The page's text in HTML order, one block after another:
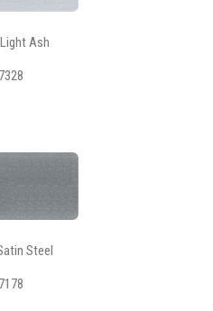
Ash
7328
Steel
7178